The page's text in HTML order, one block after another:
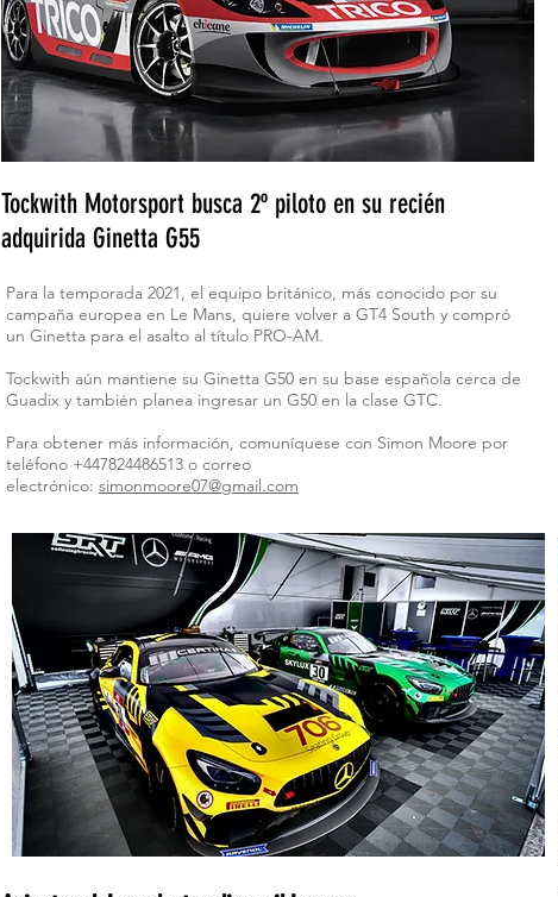
Tockwith Motorsport busca 2º piloto en su recién
adquirida Ginetta G55
Para la temporada 2021, el equipo británico, más conocido por su
campaña europea en Le Mans, quiere volver a GT4 South y compró
un Ginetta para el asalto al título PRO-AM.
Tockwith aún mantiene su Ginetta G50 en su base española cerca de
Guadix y también planea ingresar un G50 en la clase GTC.
Para obtener más información, comuníquese con Simon Moore por
teléfono +447824486513 o correo
electrónico: simonmoore07@gmail.com